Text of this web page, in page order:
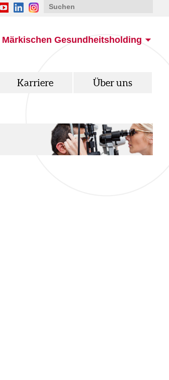
Märkischen Gesundheitsholding
Karriere Über uns